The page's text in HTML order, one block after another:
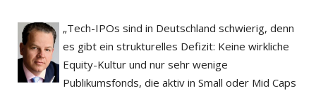
„Tech-IPOs sind in Deutschland schwierig, denn
es gibt ein strukturelles Defizit: Keine wirkliche
Equity-Kultur und nur sehr wenige
Publikumsfonds, die aktiv in Small oder Mid Caps